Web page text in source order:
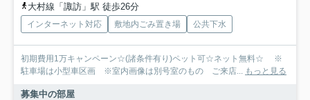
大村線「諏訪」駅 徒歩26分
インターネット対応 敷地内ごみ置き場 公共下水
初期費用1万キャンペーン☆(諸条件有り)ペット可☆ネット無料☆ ※
駐車場は小型車区画 ※室内画像は別号室のもの ご来店...
もっと見る
募集中の部屋